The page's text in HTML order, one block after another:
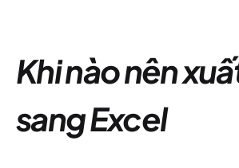
Khi nào nên
sang Excel